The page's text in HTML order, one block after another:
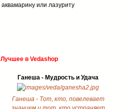
аквамарину или лазуриту
Лучшее в Vedashop
Ганеша - Мудрость и Удача
Ганеша - Тот, кто, повелевает